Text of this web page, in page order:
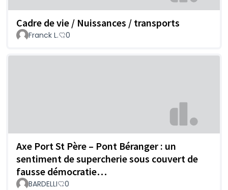
Cadre de vie / Nuissances / transports
Franck L. 0
Axe Port St Père – Pont Béranger : un
sentiment de supercherie sous couvert de
fausse démocratie…
BARDELLI 0